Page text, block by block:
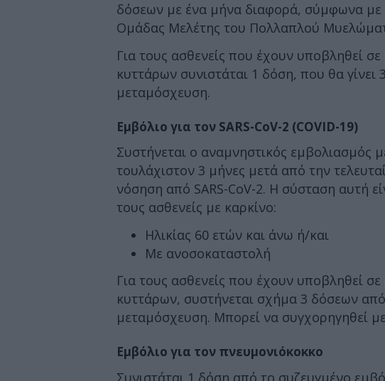
δόσεων με ένα μήνα διαφορά, σύμφωνα με
Ομάδας Μελέτης του Πολλαπλού
Για τους ασθενείς που έχουν υποβληθεί
κυττάρων συνιστάται 1 δόση, που θα γίνει
μεταμόσχευση.
Εμβόλιο για τον SARS-CoV-2 (COVID-19)
Συστήνεται ο αναμνηστικός εμβολιασμός
τουλάχιστον 3 μήνες μετά από την
νόσηση από SARS-CoV-2. Η σύσταση αυτή
τους ασθενείς με καρκίνο:
Ηλικίας 60 ετών και άνω ή/και
Με ανοσοκαταστολή
Για τους ασθενείς που έχουν υποβληθεί
κυττάρων, συστήνεται σχήμα 3 δόσεων
μεταμόσχευση. Μπορεί να συγχορηγηθεί
Εμβόλιο για τον πνευμονιόκοκκο
Συνιστάται 1 δόση από το συζευγμένο